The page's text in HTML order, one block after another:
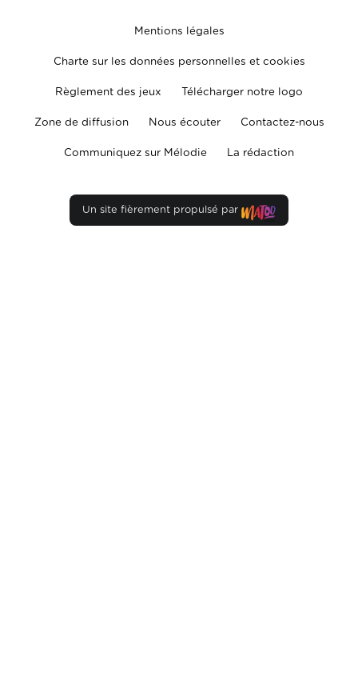
Mentions légales
Charte sur les données personnelles et cookies
Règlement des jeux Télécharger notre logo
Zone de diffusion Nous écouter Contactez-nous
Communiquez sur Mélodie La rédaction
Un site fièrement propulsé par